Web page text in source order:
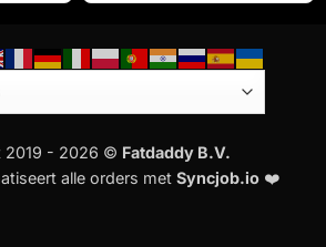
2019 - 2026 © Fatdaddy B.V.
alle orders met Syncjob.io ❤️